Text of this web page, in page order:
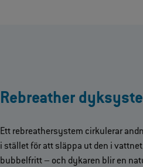
Rebreather
Ett rebreathersystem cirkulerar
i stället för att släppa ut den i
bubbelfritt – och dykaren blir en